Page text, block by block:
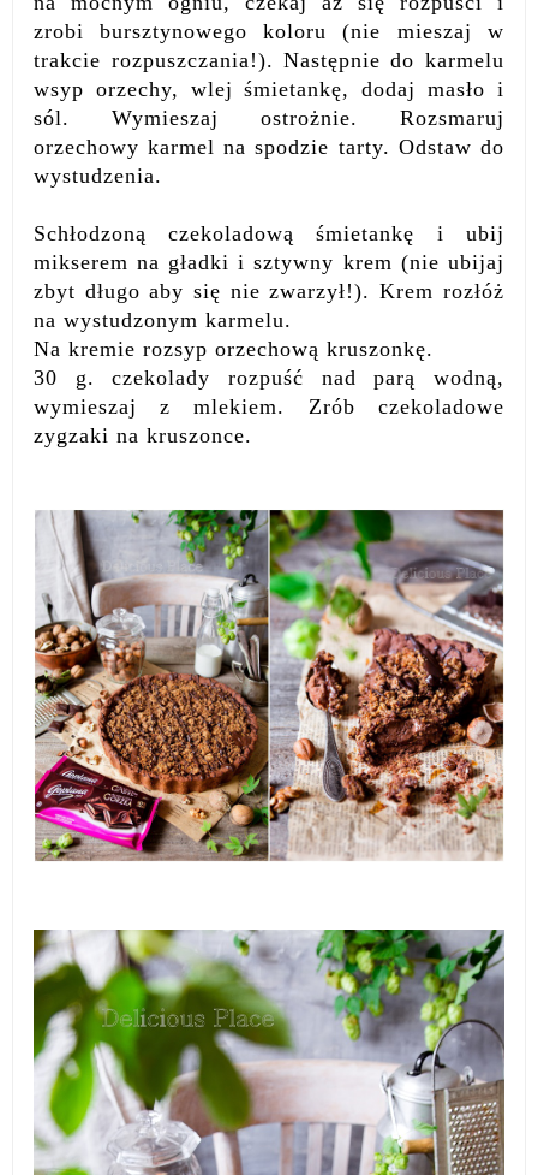
zrobi bursztynowego koloru (nie mieszaj w
trakcie rozpuszczania!). Następnie do karmelu
wsyp orzechy, wlej śmietankę, dodaj masło i
sól. Wymieszaj ostrożnie. Rozsmaruj
orzechowy karmel na spodzie tarty. Odstaw do
wystudzenia.
Schłodzoną czekoladową śmietankę i ubij
mikserem na gładki i sztywny krem (nie ubijaj
zbyt długo aby się nie zwarzył!). Krem rozłóż
na wystudzonym karmelu.
Na kremie rozsyp orzechową kruszonkę.
30 g. czekolady rozpuść nad parą wodną,
wymieszaj z mlekiem. Zrób czekoladowe
zygzaki na kruszonce.